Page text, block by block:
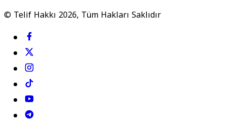
© Telif Hakkı 2026, Tüm Hakları Saklıdır